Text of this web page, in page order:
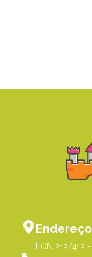
Endereço
EQN 212/412